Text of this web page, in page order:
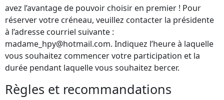
avez l’avantage de pouvoir choisir en premier ! Pour
réserver votre créneau, veuillez contacter la présidente
à l’adresse courriel suivante :
madame_hpy@hotmail.com. Indiquez l’heure à laquelle
vous souhaitez commencer votre participation et la
durée pendant laquelle vous souhaitez bercer.
Règles et recommandations